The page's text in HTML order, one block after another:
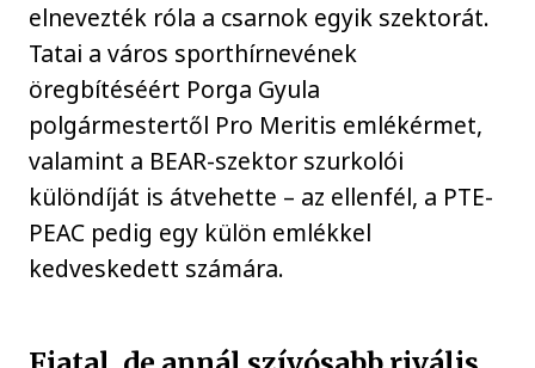
elnevezték róla a csarnok egyik szektorát.
Tatai a város sporthírnevének
öregbítéséért Porga Gyula
polgármestertől Pro Meritis emlékérmet,
valamint a BEAR-szektor szurkolói
különdíját is átvehette – az ellenfél, a PTE-
PEAC pedig egy külön emlékkel
kedveskedett számára.